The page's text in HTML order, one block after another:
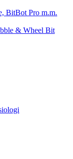
BitBot Pro m.m.
& Wheel Bit